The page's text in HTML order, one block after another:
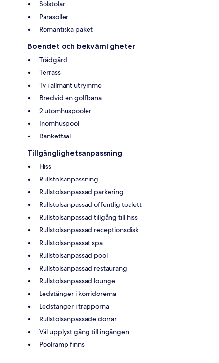
Solstolar
Parasoller
Romantiska paket
Boendet och bekvämligheter
Trädgård
Terrass
Tv i allmänt utrymme
Bredvid en golfbana
2 utomhuspooler
Inomhuspool
Bankettsal
Tillgänglighetsanpassning
Hiss
Rullstolsanpassning
Rullstolsanpassad parkering
Rullstolsanpassad offentlig toalett
Rullstolsanpassad tillgång till hiss
Rullstolsanpassad receptionsdisk
Rullstolsanpassat spa
Rullstolsanpassad pool
Rullstolsanpassad restaurang
Rullstolsanpassad lounge
Ledstänger i korridorerna
Ledstänger i trapporna
Rullstolsanpassade dörrar
Väl upplyst gång till ingången
Poolramp finns